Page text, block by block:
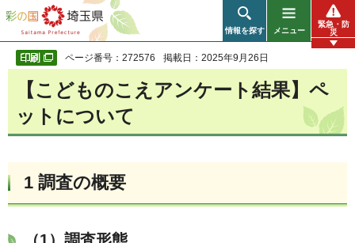
彩の国 埼玉県
情報を探す メニュー
緊急・防
災
ページ番号：272576 掲載日：2025年9月26日
【こどものこえアンケート結果】ペ
ットについて
1 調査の概要